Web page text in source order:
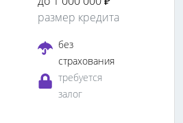
размер кредита
без
страхования
требуется
залог